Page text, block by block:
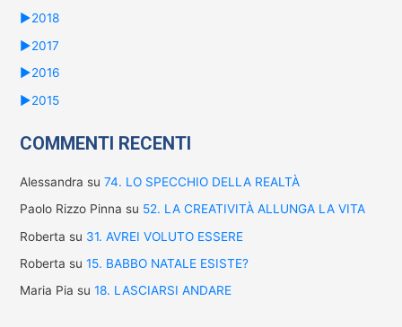
►2018
►2017
►2016
►2015
COMMENTI RECENTI
Alessandra su 74. LO SPECCHIO DELLA REALTÀ
Paolo Rizzo Pinna su 52. LA CREATIVITÀ ALLUNGA LA VITA
Roberta su 31. AVREI VOLUTO ESSERE
Roberta su 15. BABBO NATALE ESISTE?
Maria Pia su 18. LASCIARSI ANDARE